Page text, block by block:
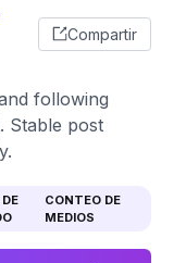
Compartir
following
Stable post
CONTEO DE
MEDIOS